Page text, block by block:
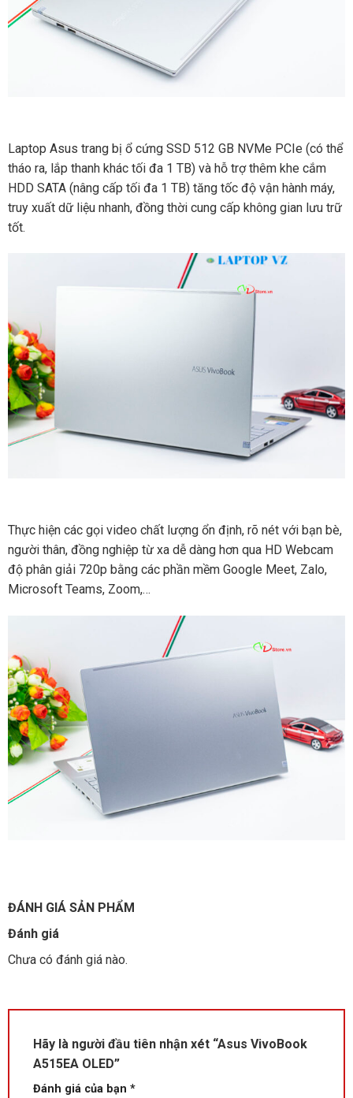
Laptop Asus trang bị ổ cứng SSD 512 GB NVMe PCIe (có thể
tháo ra, lắp thanh khác tối đa 1 TB) và hỗ trợ thêm khe cắm
HDD SATA (nâng cấp tối đa 1 TB) tăng tốc độ vận hành máy,
truy xuất dữ liệu nhanh, đồng thời cung cấp không gian lưu trữ
tốt.
Thực hiện các gọi video chất lượng ổn định, rõ nét với bạn bè,
người thân, đồng nghiệp từ xa dễ dàng hơn qua HD Webcam
độ phân giải 720p bằng các phần mềm Google Meet, Zalo,
Microsoft Teams, Zoom,…
ĐÁNH GIÁ SẢN PHẨM
Đánh giá
Chưa có đánh giá nào.
Hãy là người đầu tiên nhận xét “Asus VivoBook
A515EA OLED”
Đánh giá của bạn *